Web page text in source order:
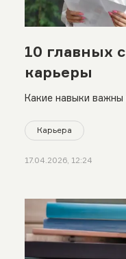
10 главных
карьеры
Какие навыки важны
Карьера
17.04.2026, 12:24